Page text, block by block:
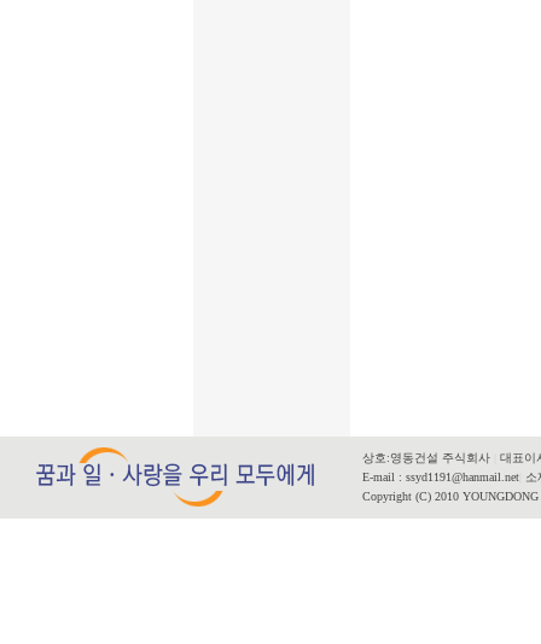
상호:영동건설 주식회사
대표이
E-mail : ssyd1191@hanmail.net 소
Copyright (C) 2010